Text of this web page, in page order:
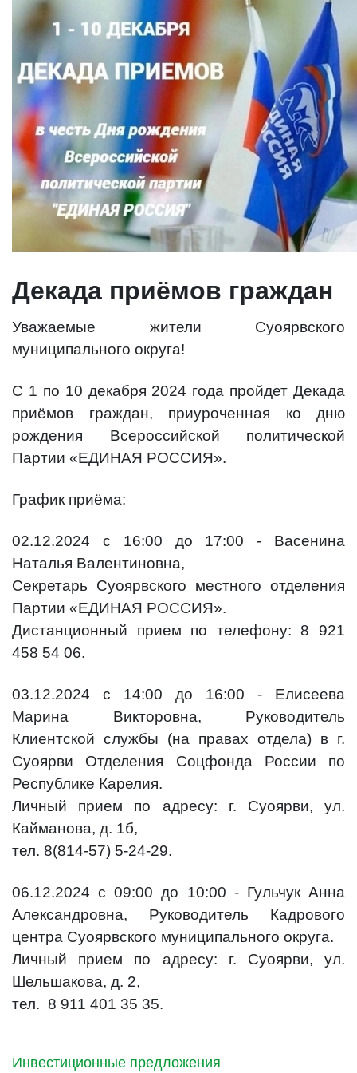
Инвестиционные предложения
Декада приёмов граждан
Уважаемые жители Суоярвского
муниципального округа!
С 1 по 10 декабря 2024 года пройдет Декада
приёмов граждан, приуроченная ко дню
рождения Всероссийской политической
Партии «ЕДИНАЯ РОССИЯ».
График приёма:
02.12.2024 с 16:00 до 17:00 - Васенина
Наталья Валентиновна,
Секретарь Суоярвского местного отделения
Партии «ЕДИНАЯ РОССИЯ».
Дистанционный прием по телефону: 8 921
458 54 06.
03.12.2024 с 14:00 до 16:00 - Елисеева
Марина Викторовна, Руководитель
Клиентской службы (на правах отдела) в г.
Суоярви Отделения Соцфонда России по
Республике Карелия.
Личный прием по адресу: г. Суоярви, ул.
Кайманова, д. 1б,
тел. 8(814-57) 5-24-29.
06.12.2024 с 09:00 до 10:00 - Гульчук Анна
Александровна, Руководитель Кадрового
центра Суоярвского муниципального округа.
Личный прием по адресу: г. Суоярви, ул.
Шельшакова, д. 2,
тел. 8 911 401 35 35.